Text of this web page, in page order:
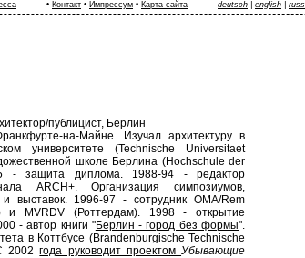
публицист, Берлин
на-Майне. Изучал архитектуру в
университете (Technische Universitaet
школе Берлина (Hochschule der
- защита диплома. 1988-94 - редактор
ARCH+. Организация симпозиумов,
выставок. 1996-97 - сотрудник OMA/Rem
и MVRDV (Роттердам). 1998 - открытие
- автор книги "Берлин - город без формы".
в Коттбусе (Brandenburgische Technische
2002года руководит проектомУбывающие
• Контакт • Импрессум • Карта сайта deutsch english